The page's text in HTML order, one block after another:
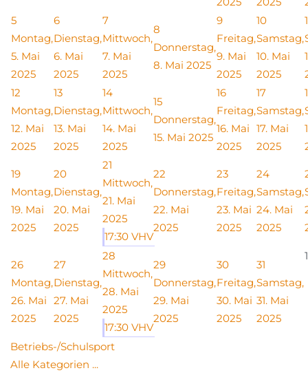
5
Montag,
5. Mai
2025
6
Dienstag,
6. Mai
2025
7
Mittwoch,
7. Mai
2025
8
Donnerstag,
8. Mai 2025
9
Freitag,
9. Mai
2025
10
Samstag,
10. Mai
2025
12
Montag,
12. Mai
2025
13
Dienstag,
13. Mai
2025
14
Mittwoch,
14. Mai
2025
15
Donnerstag,
15. Mai 2025
16
Freitag,
16. Mai
2025
17
Samstag,
17. Mai
2025
19
Montag,
19. Mai
2025
20
Dienstag,
20. Mai
2025
21
Mittwoch,
21. Mai
2025
17:30 VHV
22
Donnerstag,
22. Mai
2025
23
Freitag,
23. Mai
2025
24
Samstag,
24. Mai
2025
26
Montag,
26. Mai
2025
27
Dienstag,
27. Mai
2025
28
Mittwoch,
28. Mai
2025
17:30 VHV
29
Donnerstag,
29. Mai
2025
30
Freitag,
30. Mai
2025
31
Samstag,
31. Mai
2025
1
Betriebs-/Schulsport
Alle Kategorien ...